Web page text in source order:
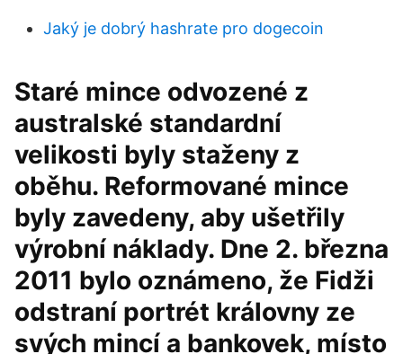
Jaký je dobrý hashrate pro dogecoin
Staré mince odvozené z
australské standardní
velikosti byly staženy z
oběhu. Reformované mince
byly zavedeny, aby ušetřily
výrobní náklady. Dne 2. března
2011 bylo oznámeno, že Fidži
odstraní portrét královny ze
svých mincí a bankovek, místo